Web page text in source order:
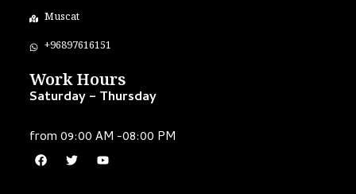
Muscat
+96897616151
Work Hours
Saturday – Thursday
from 09:00 AM -08:00 PM